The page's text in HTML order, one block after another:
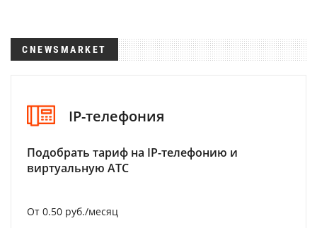
CNEWSMARKET
IP-телефония
Подобрать тариф на IP-телефонию и
виртуальную АТС
От 0.50 руб./месяц